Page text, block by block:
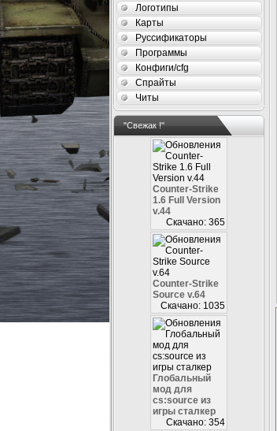
Логотипы
Карты
Руссификаторы
Программы
Конфиги/cfg
Спрайты
Читы
"Свежак !"
Counter-Strike
1.6 Full Version
v.44
Скачано: 365
Counter-Strike
Source v.64
Скачано: 1035
Глобальный
мод для
cs:source из
игры сталкер
Скачано: 354